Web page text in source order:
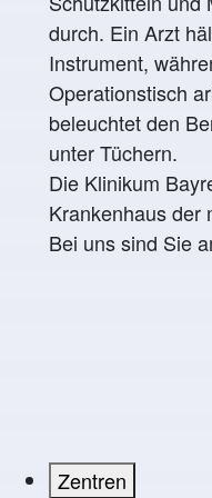
Die Klinikum
Krankenhaus der
Bei uns sind Sie
Zentren